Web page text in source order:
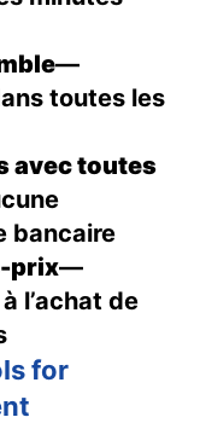
—
toutes les
avec toutes
bancaire
prix—
l’achat de
for